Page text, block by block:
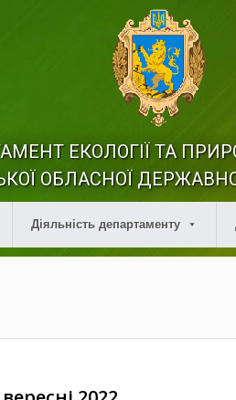
ЕКОЛОГІЇ ТА
ОБЛАСНОЇ
Діяльність департаменту